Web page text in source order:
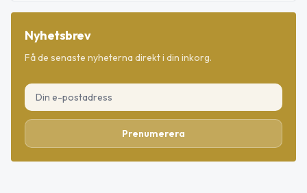
Nyhetsbrev
Få de senaste nyheterna direkt i din inkorg.
Prenumerera